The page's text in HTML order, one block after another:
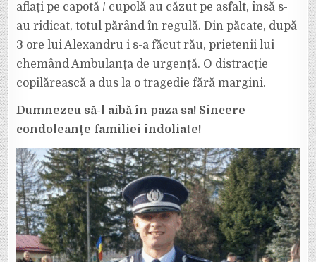
aflați pe capotă / cupolă au căzut pe asfalt, însă s-
au ridicat, totul părând în regulă. Din păcate, după
3 ore lui Alexandru i s-a făcut rău, prietenii lui
chemând Ambulanța de urgență. O distracție
copilărească a dus la o tragedie fără margini.
Dumnezeu să-l aibă în paza sa! Sincere
condoleanțe familiei îndoliate!